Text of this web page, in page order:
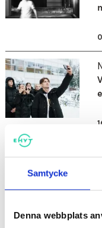
Samtycke
Denna webbplats